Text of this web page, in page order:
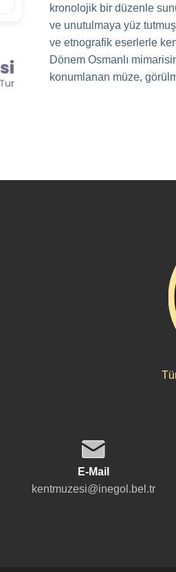
kronolojik bir düzenle
ve unutulmaya yüz
ve etnografik eserlerle
Dönem Osmanlı
konumlanan müze,
E-Mail
kentmuzesi@inegol.bel.tr